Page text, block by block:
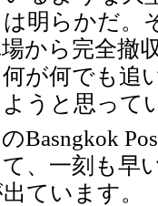
は明らかだ。
から完全撤
が何でも追
うと思って
Basngkok
、一刻も早
ています。